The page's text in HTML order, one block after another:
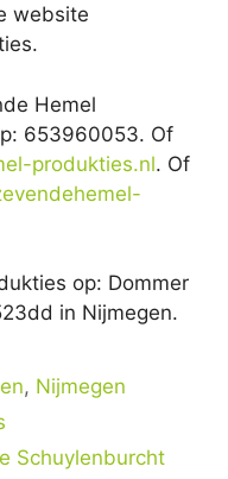
website
Hemel
653960053. Of
produkties.nl. Of
op: Dommer
in Nijmegen.
, Nijmegen
Schuylenburcht